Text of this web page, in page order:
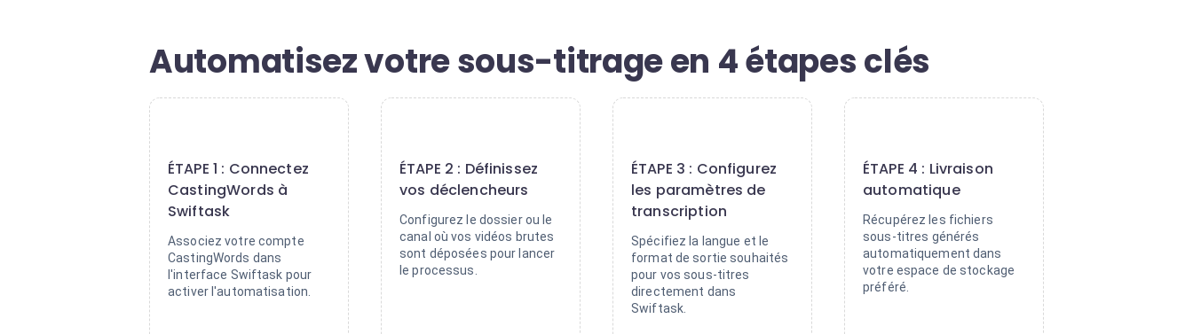
Automatisez votre sous-titrage en 4 étapes clés
ÉTAPE 1 : Connectez
CastingWords à
Swiftask
Associez votre compte
CastingWords dans
l'interface Swiftask pour
activer l'automatisation.
ÉTAPE 2 : Définissez
vos déclencheurs
Configurez le dossier ou le
canal où vos vidéos brutes
sont déposées pour lancer
le processus.
ÉTAPE 3 : Configurez
les paramètres de
transcription
Spécifiez la langue et le
format de sortie souhaités
pour vos sous-titres
directement dans
Swiftask.
ÉTAPE 4 : Livraison
automatique
Récupérez les fichiers
sous-titres générés
automatiquement dans
votre espace de stockage
préféré.